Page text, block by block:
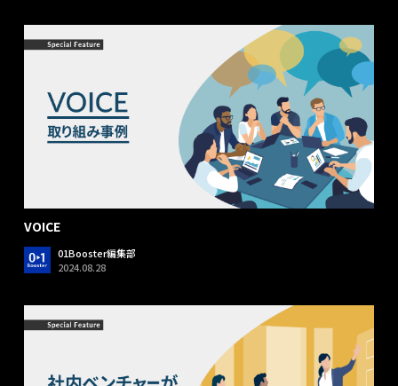
VOICE
01Booster編集部
2024.08.28